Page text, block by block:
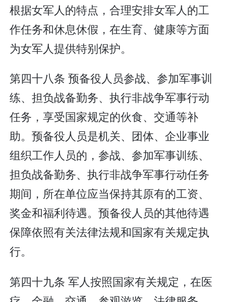
根据女军人的特点，合理安排女军人的工
作任务和休息休假，在生育、健康等方面
为女军人提供特别保护。
第四十八条 预备役人员参战、参加军事训
练、担负战备勤务、执行非战争军事行动
任务，享受国家规定的伙食、交通等补
助。预备役人员是机关、团体、企业事业
组织工作人员的，参战、参加军事训练、
担负战备勤务、执行非战争军事行动任务
期间，所在单位应当保持其原有的工资、
奖金和福利待遇。预备役人员的其他待遇
保障依照有关法律法规和国家有关规定执
行。
第四十九条 军人按照国家有关规定，在医